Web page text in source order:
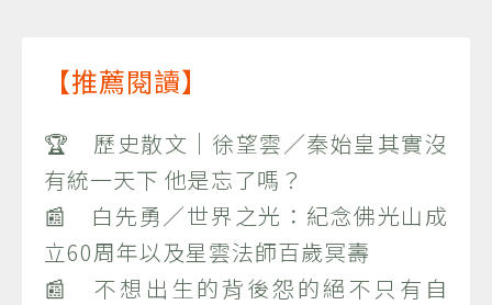
【推薦閱讀】
🏆 歷史散文｜徐望雲／秦始皇其實沒
有統一天下 他是忘了嗎？
📰 白先勇／世界之光：紀念佛光山成
立60周年以及星雲法師百歲冥壽
📰 不想出生的背後怨的絕不只有自